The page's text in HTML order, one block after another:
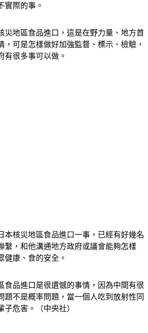
，可是怎樣做好加強監督、標示、檢驗，
有很多事可以做。
繫，和他溝通地方政府或議會能夠怎樣
健康、食的安全。
題不是概率問題，當一個人吃到放射性同
子危害。（中央社）